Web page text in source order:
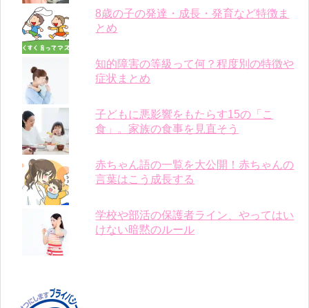
8歳の子の発達・成長・発育など特徴ま
とめ
知的障害の等級って何？程度別の特徴や
症状まとめ
子どもに悪影響をもたらす15の「こ
食」。家族の食事を見直そう
赤ちゃん語の一覧を大公開！赤ちゃんの
言葉はこう成長する
学校や部活の保護者ライン、やってはい
けない暗黙のルール